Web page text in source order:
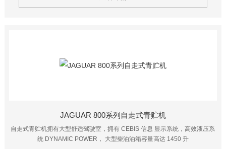
JAGUAR 800系列自走式青贮机
自走式青贮机拥有大型舒适驾驶室，拥有 CEBIS 信息 显示系统，高效液压系
统 DYNAMIC POWER， 大型柴油油箱容量高达 1450 升